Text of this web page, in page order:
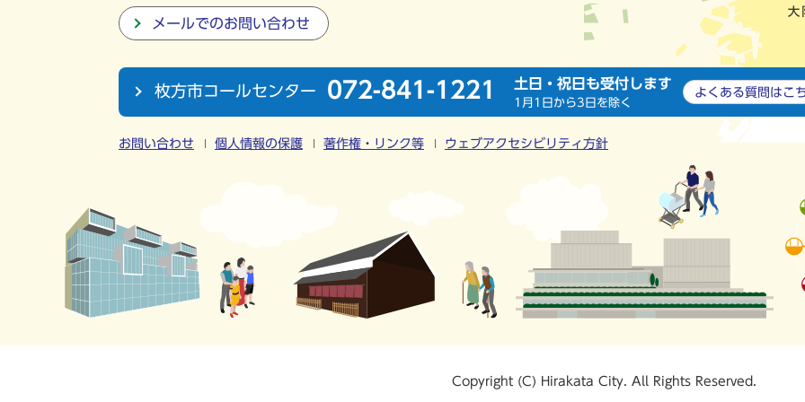
メールでのお問い合わせ
枚方市コールセンター 072-841-1221 土日・祝日も受付します
1月1日から3日を除く
よくある質問は こ
お問い合わせ 個人情報の保護 著作権・リンク等 ウェブアクセシビリティ方針
Copyright (C) Hirakata City. All Rights Reserved.